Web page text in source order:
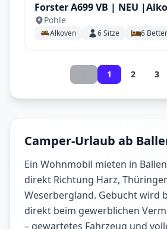
Forster A699 VB | NEU
Automatik, 165PS
6 P.
Pohle
Alkoven 6Sitze 6
1 2 3
Camper-Urlaub ab
Ein Wohnmobil mieten in
direkt Richtung Harz,
Weserbergland. Gebucht wird
direkt beim gewerblichen
– gewartetes Fahrzeug und